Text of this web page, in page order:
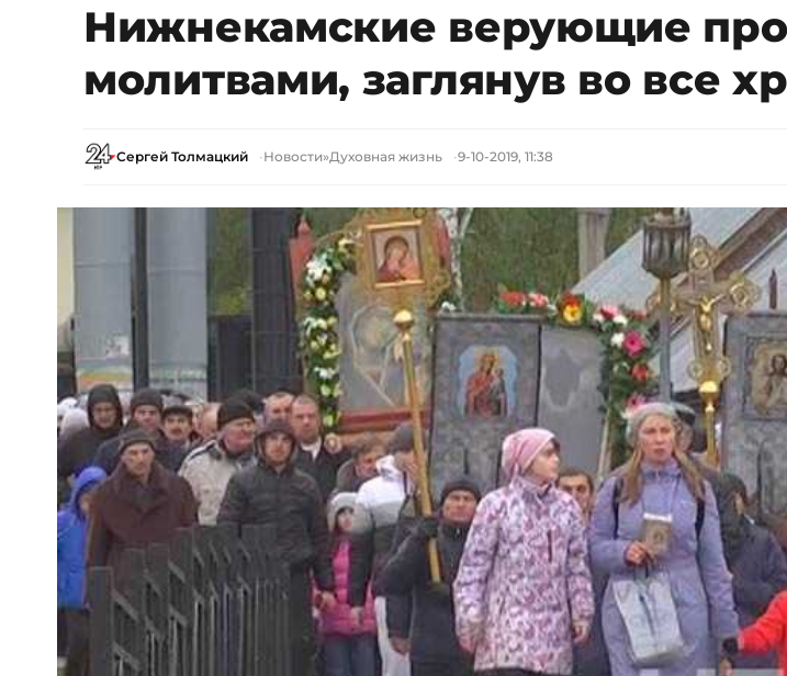
Нижнекамские верующие
молитвами, заглянув во все
Сергей Толмацкий Новости»Духовная жизнь 9-10-2019, 11:38